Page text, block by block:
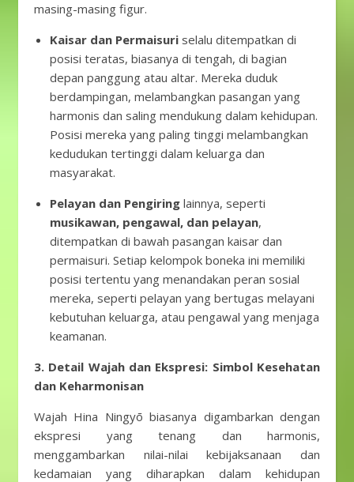
masing-masing figur.
Kaisar dan Permaisuri selalu ditempatkan di
posisi teratas, biasanya di tengah, di bagian
depan panggung atau altar. Mereka duduk
berdampingan, melambangkan pasangan yang
harmonis dan saling mendukung dalam kehidupan.
Posisi mereka yang paling tinggi melambangkan
kedudukan tertinggi dalam keluarga dan
masyarakat.
Pelayan dan Pengiring lainnya, seperti
musikawan, pengawal, dan pelayan,
ditempatkan di bawah pasangan kaisar dan
permaisuri. Setiap kelompok boneka ini memiliki
posisi tertentu yang menandakan peran sosial
mereka, seperti pelayan yang bertugas melayani
kebutuhan keluarga, atau pengawal yang menjaga
keamanan.
3. Detail Wajah dan Ekspresi: Simbol Kesehatan
dan Keharmonisan
Wajah Hina Ningyō biasanya digambarkan dengan
ekspresi yang tenang dan harmonis,
menggambarkan nilai-nilai kebijaksanaan dan
kedamaian yang diharapkan dalam kehidupan